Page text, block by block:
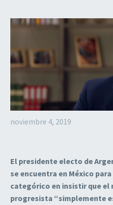
noviembre 4, 2019
El presidente electo de
se encuentra en México
categórico en insistir que
progresista “simplemente